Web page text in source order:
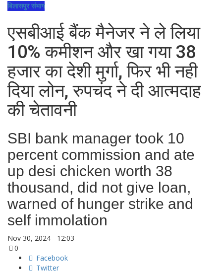
बिलासपुर संभाग
एसबीआई बैंक मैनेजर ने ले लिया
10% कमीशन और खा गया 38
हजार का देशी मुर्गा, फिर भी नही
दिया लोन, रुपचंद ने दी आत्मदाह
की चेतावनी
SBI bank manager took 10
percent commission and ate
up desi chicken worth 38
thousand, did not give loan,
warned of hunger strike and
self immolation
Nov 30, 2024 - 12:03
0
Facebook
Twitter